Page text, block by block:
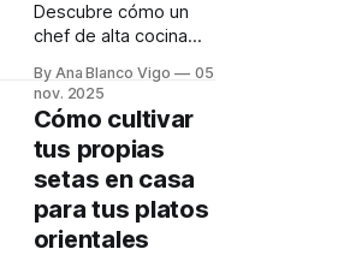
Descubre cómo un
chef de alta cocina
ordinarias en platos
increíbles. Siete
técnicas sencillas
para resultados
sorprendentes en
casa.
By Ana Blanco Vigo
05
nov. 2025
Cómo cultivar
tus propias
setas en casa
para tus platos
orientales